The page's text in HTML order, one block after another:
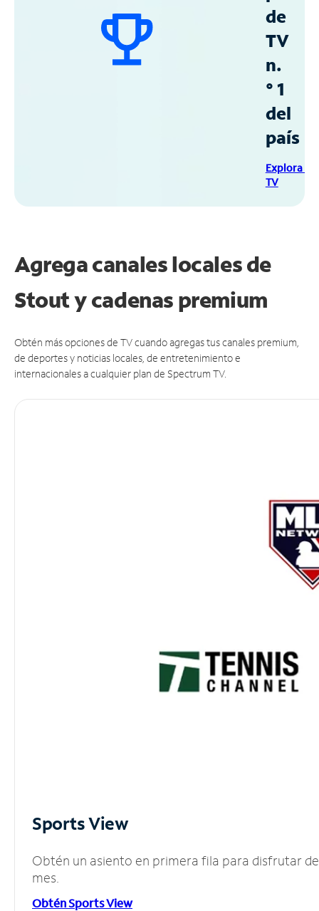
de
TV
n.
° 1
del
país
Explora
TV
Agrega canales locales de
Stout y cadenas premium
Obtén más opciones de TV cuando agregas tus canales premium,
de deportes y noticias locales, de entretenimiento e
internacionales a cualquier plan de Spectrum TV.
Sports View
Obtén un asiento en primera fila para disfrutar
mes.
Obtén Sports View